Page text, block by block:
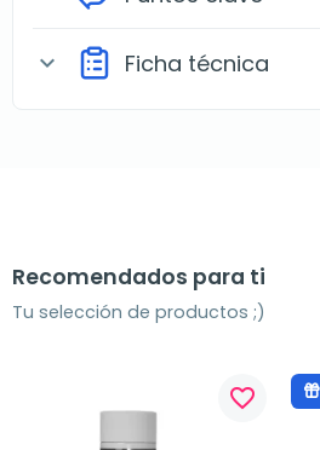
expand_more Ficha técnica
Recomendados para ti
Tu selección de productos ;)
favorite_border